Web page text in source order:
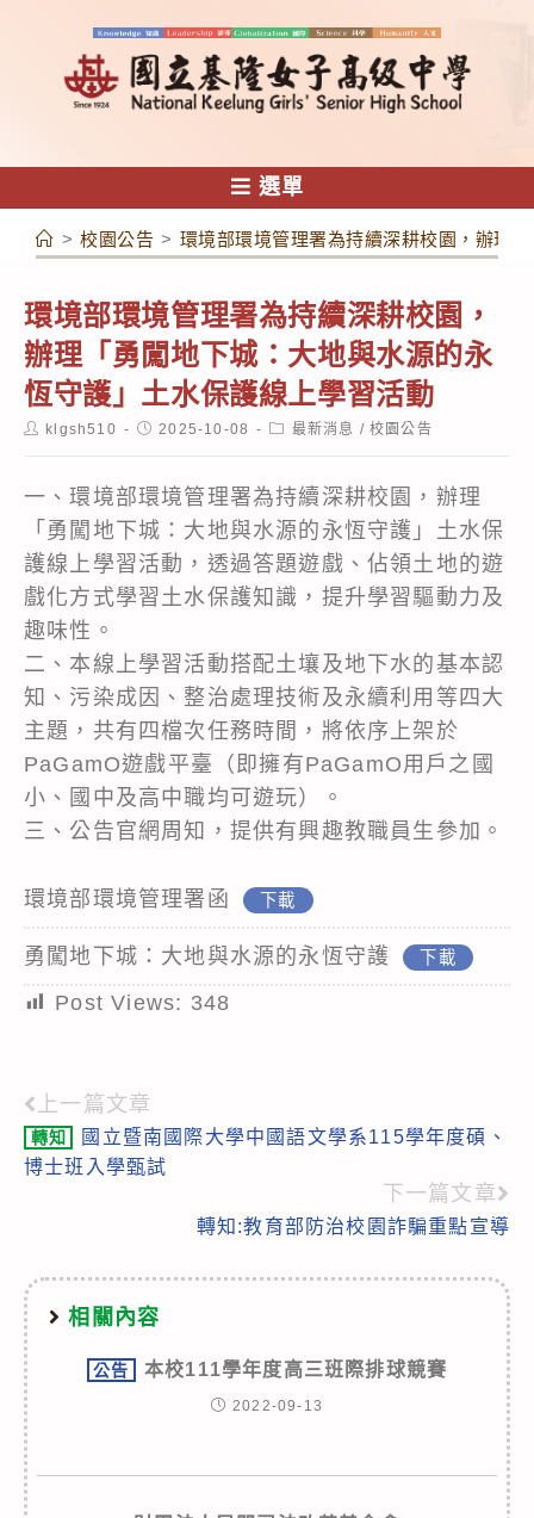
容
選單
> 校園公告 > 環境部環境管理署為持續深耕校園，辦理
環境部環境管理署為持續深耕校園，
辦理「勇闖地下城：大地與水源的永
恆守護」土水保護線上學習活動
Postklgsh510
Post2025-10-08
Post最新消息 / 校園公告
一、環境部環境管理署為持續深耕校園，辦理
「勇闖地下城：大地與水源的永恆守護」土水保
護線上學習活動，透過答題遊戲、佔領土地的遊
戲化方式學習土水保護知識，提升學習驅動力及
趣味性。
二、本線上學習活動搭配土壤及地下水的基本認
知、污染成因、整治處理技術及永續利用等四大
主題，共有四檔次任務時間，將依序上架於
PaGamO遊戲平臺（即擁有PaGamO用戶之國
小、國中及高中職均可遊玩）。
三、公告官網周知，提供有興趣教職員生參加。
環境部環境管理署函 下載
勇闖地下城：大地與水源的永恆守護 下載
Post Views: 348
Read
more
上一篇文章
轉知
國立暨南國際大學中國語文學系115學年度碩、
博士班入學甄試
下一篇文章
轉知:教育部防治校園詐騙重點宣導
相關內容
公告 本校111學年度高三班際排球競賽
2022-09-13